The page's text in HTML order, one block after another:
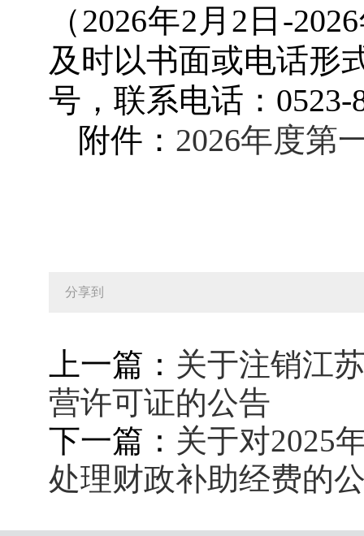
（2026年2月2日-
及时以书面或电话形
号，联系电话：0523-
附件： 2026年度第
分享到
上一篇： 关于注销江
营许可证的公告
下一篇： 关于对2025
处理财政补助经费的